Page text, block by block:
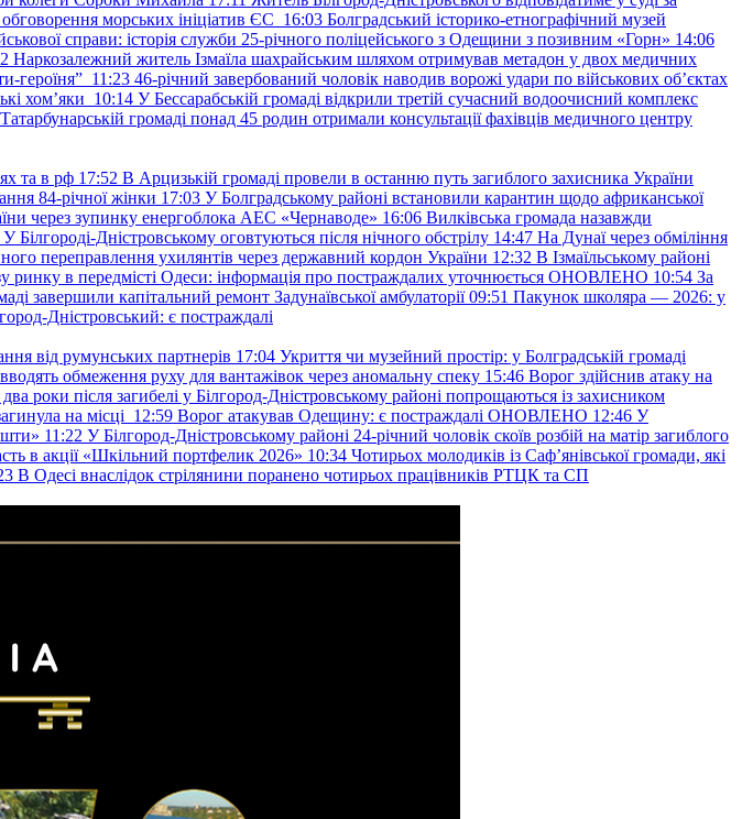
морських ініціатив ЄС 16:03 Болградський історико-етнографічний музей
справи: історія служби 25-річного поліцейського з Одещини з позивним «Горн» 14:06
Наркозалежний житель Ізмаїла шахрайським шляхом отримував метадон у двох медичних
героїня” 11:23 46-річний завербований чоловік наводив ворожі удари по військових обʼєктах
хом’яки 10:14 У Бессарабській громаді відкрили третій сучасний водоочисний комплекс
громаді понад 45 родин отримали консультації фахівців медичного центру
та в рф 17:52 В Арцизькій громаді провели в останню путь загиблого захисника України
84-річної жінки 17:03 У Болградському районі встановили карантин щодо африканської
через зупинку енергоблока АЕС «Чернаводе» 16:06 Вилківська громада назавжди
У Білгороді-Дністровському оговтуються після нічного обстрілу 14:47 На Дунаї через обміління
переправлення ухилянтів через державний кордон України 12:32 В Ізмаїльському районі
ринку в передмісті Одеси: інформація про постраждалих уточнюється ОНОВЛЕНО 10:54 За
завершили капітальний ремонт Задунаївської амбулаторії 09:51 Пакунок школяра — 2026: у
Дністровський: є постраждалі
від румунських партнерів 17:04 Укриття чи музейний простір: у Болградській громаді
обмеження руху для вантажівок через аномальну спеку 15:46 Ворог здійснив атаку на
роки після загибелі у Білгород-Дністровському районі попрощаються із захисником
на місці 12:59 Ворог атакував Одещину: є постраждалі ОНОВЛЕНО 12:46 У
11:22 У Білгород-Дністровському районі 24-річний чоловік скоїв розбій на матір загиблого
в акції «Шкільний портфелик 2026» 10:34 Чотирьох молодиків із Саф’янівської громади, які
В Одесі внаслідок стрілянини поранено чотирьох працівників РТЦК та СП